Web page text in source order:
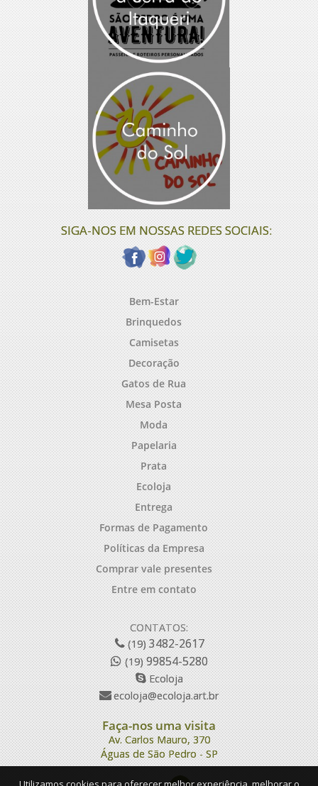
SIGA-NOS EM NOSSAS REDES SOCIAIS:
Bem-Estar
Brinquedos
Camisetas
Decoração
Gatos de Rua
Mesa Posta
Moda
Papelaria
Prata
Ecoloja
Entrega
Formas de Pagamento
Políticas da Empresa
Comprar vale presentes
Entre em contato
CONTATOS:
(19)3482-2617
(19)99854-5280
Ecoloja
ecoloja@ecoloja.art.br
Faça-nos uma visita
Av. Carlos Mauro, 370
Águas de São Pedro - SP